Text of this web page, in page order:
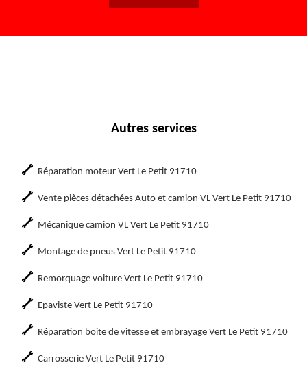
Autres services
Réparation moteur Vert Le Petit 91710
Vente pièces détachées Auto et camion VL Vert Le Petit 91710
Mécanique camion VL Vert Le Petit 91710
Montage de pneus Vert Le Petit 91710
Remorquage voiture Vert Le Petit 91710
Epaviste Vert Le Petit 91710
Réparation boite de vitesse et embrayage Vert Le Petit 91710
Carrosserie Vert Le Petit 91710